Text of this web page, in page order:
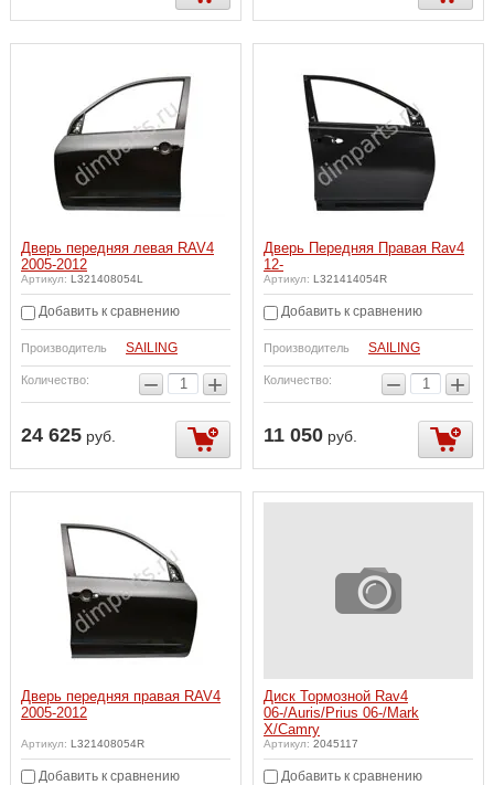
Дверь передняя левая RAV4
2005-2012
Артикул: L321408054L
Добавить к сравнению
Производитель SAILING
Количество: − +
24 625 руб.
Дверь Передняя Правая Rav4
12-
Артикул: L321414054R
Добавить к сравнению
Производитель SAILING
Количество: − +
11 050 руб.
Дверь передняя правая RAV4
2005-2012
Артикул: L321408054R
Добавить к сравнению
Диск Тормозной Rav4
06-/Auris/Prius 06-/Mark
X/Camry
Артикул: 2045117
Добавить к сравнению